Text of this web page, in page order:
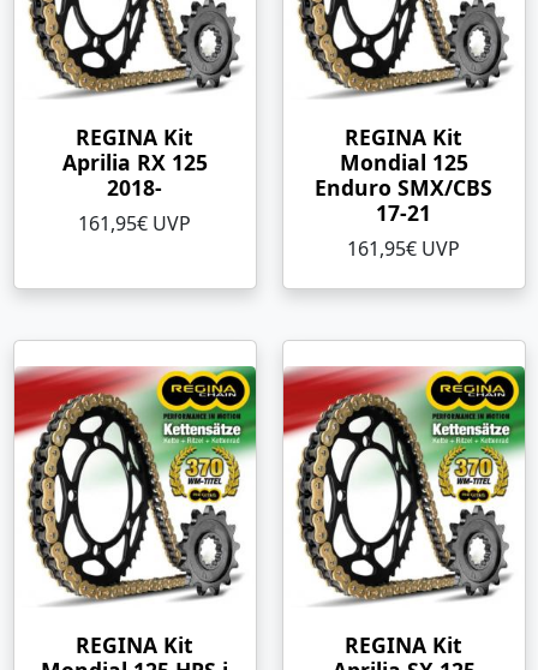
REGINA Kit
Aprilia RX 125
2018-
161,95€ UVP
REGINA Kit
Mondial 125
Enduro SMX/CBS
17-21
161,95€ UVP
REGINA Kit
REGINA Kit